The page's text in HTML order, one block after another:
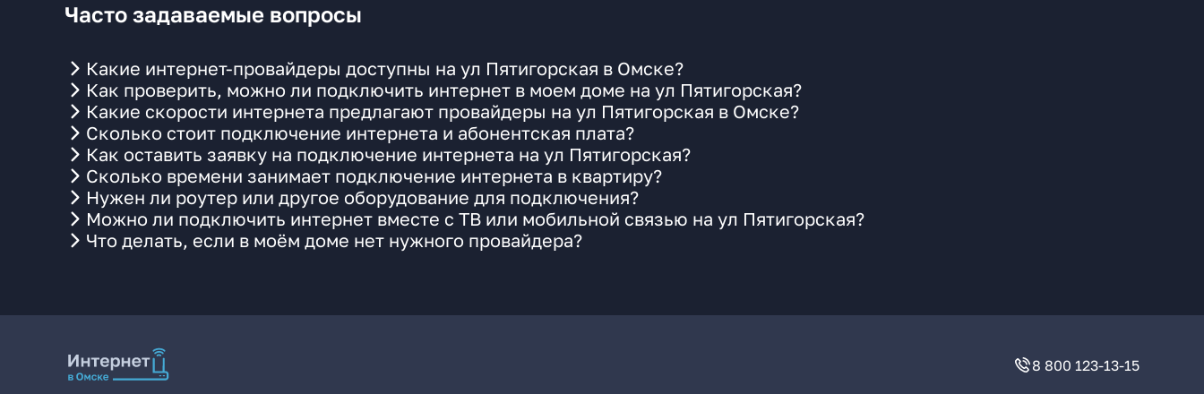
Часто задаваемые вопросы
Какие интернет-провайдеры доступны на ул Пятигорская в Омске?
Как проверить, можно ли подключить интернет в моем доме на ул Пятигорская?
Какие скорости интернета предлагают провайдеры на ул Пятигорская в Омске?
Сколько стоит подключение интернета и абонентская плата?
Как оставить заявку на подключение интернета на ул Пятигорская?
Сколько времени занимает подключение интернета в квартиру?
Нужен ли роутер или другое оборудование для подключения?
Можно ли подключить интернет вместе с ТВ или мобильной связью на ул Пятигорская?
Что делать, если в моём доме нет нужного провайдера?
8 800 123-13-15